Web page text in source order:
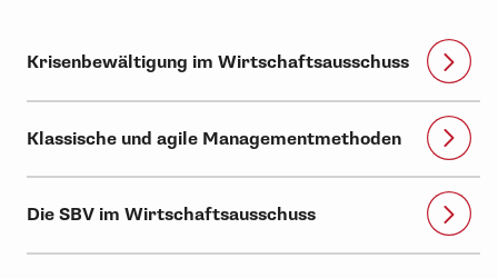
Krisenbewältigung im Wirtschaftsausschuss
Klassische und agile Managementmethoden
Die SBV im Wirtschaftsausschuss